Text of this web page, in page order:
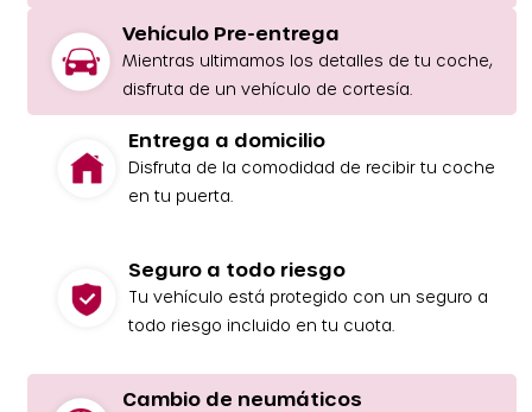
Vehículo Pre-entrega
Mientras ultimamos los detalles de tu coche,
disfruta de un vehículo de cortesía.
Entrega a domicilio
Disfruta de la comodidad de recibir tu coche
en tu puerta.
Seguro a todo riesgo
Tu vehículo está protegido con un seguro a
todo riesgo incluido en tu cuota.
Cambio de neumáticos